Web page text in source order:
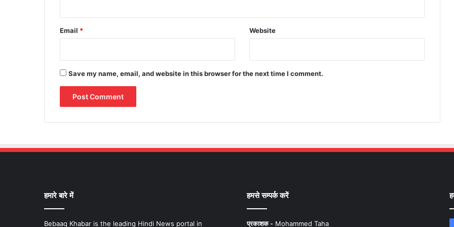
Email * Website
Save my name, email, and website in this browser for the next time I comment.
हमारे बारे में
Bebaaq Khabar is the leading Hindi News portal in
हमसे सम्पर्क करें
प्रकाशक -Mohammed Taha